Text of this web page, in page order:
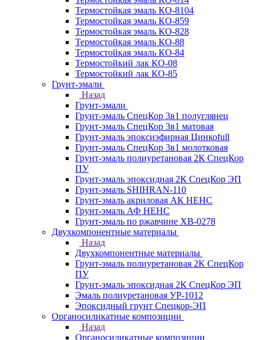
Термостойкая эмаль КО-8104
Термостойкая эмаль КО-859
Термостойкая эмаль КО-828
Термостойкая эмаль КО-88
Термостойкая эмаль КО-84
Термостойкий лак КО-08
Термостойкий лак КО-85
Грунт-эмали
Назад
Грунт-эмали
Грунт-эмаль СпецКор 3в1 полуглянец
Грунт-эмаль СпецКор 3в1 матовая
Грунт-эмаль эпоксиэфирная Цинкоfull
Грунт-эмаль СпецКор 3в1 молотковая
Грунт-эмаль полиуретановая 2К СпецКор
ПУ
Грунт-эмаль эпоксидная 2К СпецКор ЭП
Грунт-эмаль SHIHRAN-110
Грунт-эмаль акриловая АК НЕНС
Грунт-эмаль АФ НЕНС
Грунт-эмаль по ржавчине ХВ-0278
Двухкомпонентные материалы
Назад
Двухкомпонентные материалы
Грунт-эмаль полиуретановая 2К СпецКор
ПУ
Грунт-эмаль эпоксидная 2К СпецКор ЭП
Эмаль полиуретановая УР-1012
Эпоксидный грунт Спецкор-ЭП
Органосиликатные композиции
Назад
Органосиликатные композиции